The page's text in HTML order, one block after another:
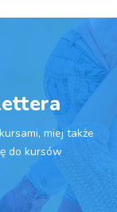
miej także
do kursów